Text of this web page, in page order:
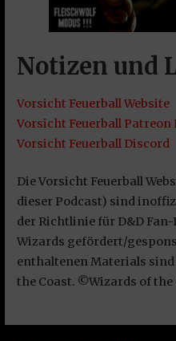
Notizen und
Vorsicht Feuerball Website
Vorsicht Feuerball Patreon
Vorsicht Feuerball Discord
Die Vorsicht Feuerball
dieser Podcast) sind
der Richtlinie für D&D
Wizards gefördert/
enthaltenen Materials
the Coast. ©Wizards of the